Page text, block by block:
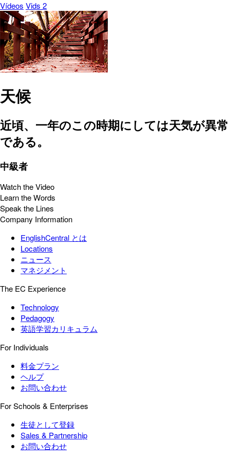
Vídeos Vids 2
天候
近頃、一年のこの時期にしては天気が異常
である。
中級者
Watch the Video
Learn the Words
Speak the Lines
Company Information
EnglishCentral とは
Locations
ニュース
マネジメント
The EC Experience
Technology
Pedagogy
英語学習カリキュラム
For Individuals
料金プラン
ヘルプ
お問い合わせ
For Schools & Enterprises
生徒として登録
Sales & Partnership
お問い合わせ